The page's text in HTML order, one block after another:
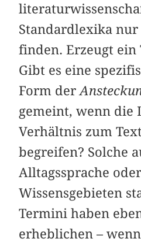
Standardlexika nur
finden. Erzeugt ein
Gibt es eine
Form der
gemeint, wenn die
Verhältnis zum
begreifen? Solche
Alltagssprache
Wissensgebieten
Termini haben
erheblichen –